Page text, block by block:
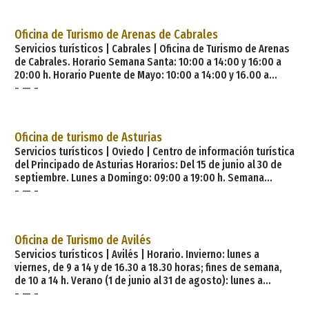
bellos valles. Todo ello hace que sea un destino perfecto pa
Oficina de Turismo de Arenas de Cabrales
Servicios turísticos | Cabrales | Oficina de Turismo de Arenas
de Cabrales. Horario Semana Santa: 10:00 a 14:00 y 16:00 a
20:00 h. Horario Puente de Mayo: 10:00 a 14:00 y 16.00 a
20:00 h. Horario Junio (fines de semana): 10:00 a 14:00 y 16:00
sin parar, buen ganado y buena gastronomía. Así es Cabrales.
- — -
Oficina de turismo de Asturias
Servicios turísticos | Oviedo | Centro de información turística
del Principado de Asturias Horarios: Del 15 de junio al 30 de
septiembre. Lunes a Domingo: 09:00 a 19:00 h. Semana
Santa: 9:30 a 19:00 h. Resto del año: Lunes a viernes: 09:30 a
cercanía entre el mar y la montaña
- — -
Oficina de Turismo de Avilés
Servicios turísticos | Avilés | Horario. Invierno: lunes a
viernes, de 9 a 14 y de 16.30 a 18.30 horas; fines de semana,
de 10 a 14 h. Verano (1 de junio al 31 de agosto): lunes a
domingo, de 10 a 20 h, ininterrumpidamente. Cerrado: 1 y 6 de
- — -